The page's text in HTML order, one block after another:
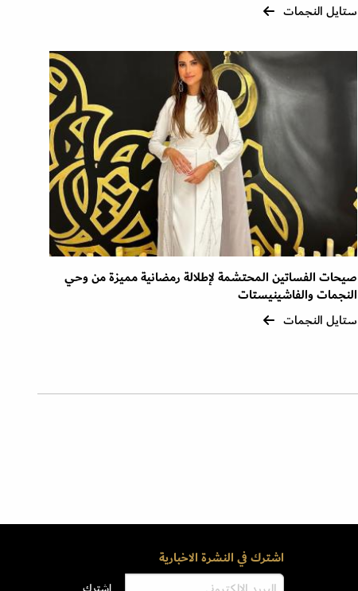
ستايل النجمات
صيحات الفساتين المحتشمة لإطلالة رمضانية مميزة من وحي
النجمات والفاشينيستات
ستايل النجمات
اشترك في النشرة الاخبارية